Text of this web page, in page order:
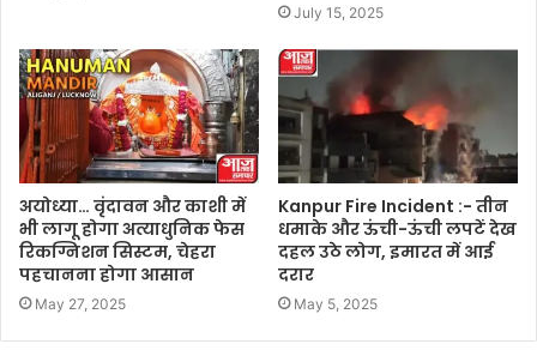
July 15, 2025
अयोध्या… वृंदावन और काशी में
भी लागू होगा अत्याधुनिक फेस
रिकग्निशन सिस्टम, चेहरा
पहचानना होगा आसान
May 27, 2025
Kanpur Fire Incident :- तीन
धमाके और ऊंची-ऊंची लपटें देख
दहल उठे लोग, इमारत में आई
दरार
May 5, 2025